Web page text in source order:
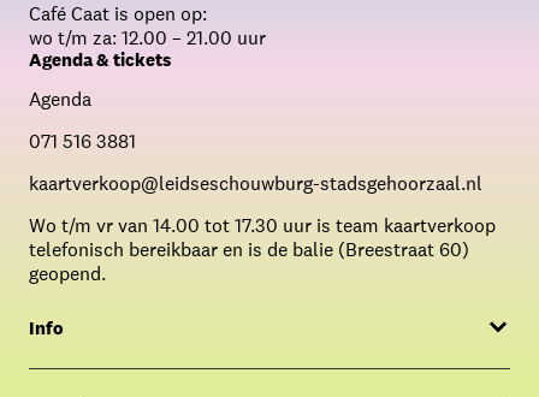
Café Caat is open op:
wo t/m za: 12.00 – 21.00 uur
Agenda & tickets
Agenda
071 516 3881
kaartverkoop@leidseschouwburg-stadsgehoorzaal.nl
Wo t/m vr van 14.00 tot 17.30 uur is team kaartverkoop
telefonisch bereikbaar en is de balie (Breestraat 60)
geopend.
Info